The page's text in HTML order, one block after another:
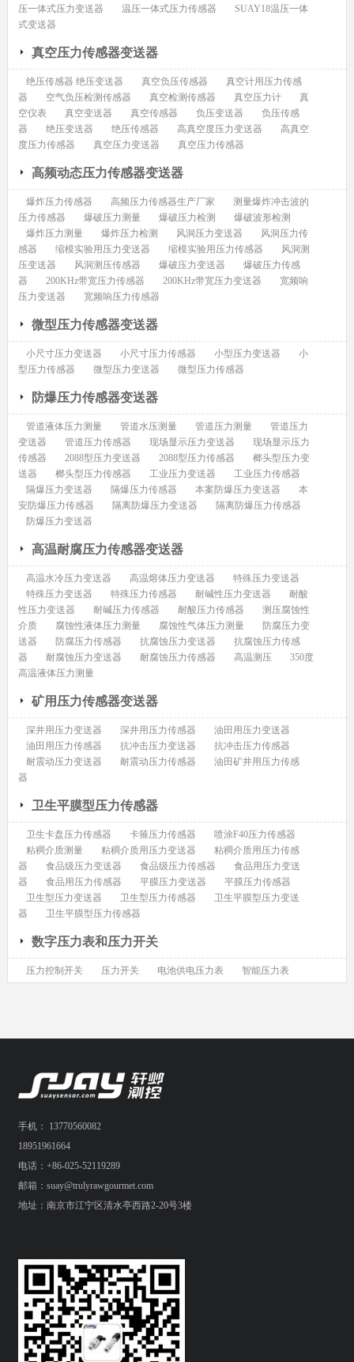
压一体式压力变送器
温压一体式压力传感器
SUAY18温压一体
式变送器
真空压力传感器变送器
绝压传感器 绝压变送器 真空负压传感器
真空计用压力传感
器
空气负压检测传感器 真空检测传感器 真空压力计
真
空仪表
真空变送器 真空传感器 负压变送器
负压传感
器
绝压变送器 绝压传感器 高真空度压力变送器
高真空
度压力传感器
真空压力变送器 真空压力传感器
高频动态压力传感器变送器
爆炸压力传感器 高频压力传感器生产厂家
测量爆炸冲击波的
压力传感器
爆破压力测量 爆破压力检测
爆破波形检测
爆炸压力测量
爆炸压力检测 风洞压力变送器
风洞压力传
感器
缩模实验用压力变送器 缩模实验用压力传感器
风洞测
压变送器
风洞测压传感器 爆破压力变送器
爆破压力传感
器
200KHz带宽压力传感器 200KHz带宽压力变送器
宽频响
压力变送器
宽频响压力传感器
微型压力传感器变送器
小尺寸压力变送器 小尺寸压力传感器 小型压力变送器
小
型压力传感器
微型压力变送器 微型压力传感器
防爆压力传感器变送器
管道液体压力测量 管道水压测量 管道压力测量
管道压力
变送器
管道压力传感器 现场显示压力变送器
现场显示压力
传感器
2088型压力变送器 2088型压力传感器
榔头型压力变
送器
榔头型压力传感器 工业压力变送器
工业压力传感器
隔爆压力变送器
隔爆压力传感器 本案防爆压力变送器
本
安防爆压力传感器
隔离防爆压力变送器
隔离防爆压力传感器
防爆压力变送器
高温耐腐压力传感器变送器
高温水冷压力变送器 高温熔体压力变送器
特殊压力变送器
特殊压力变送器
特殊压力传感器 耐碱性压力变送器
耐酸
性压力变送器
耐碱压力传感器 耐酸压力传感器
测压腐蚀性
介质
腐蚀性液体压力测量 腐蚀性气体压力测量
防腐压力变
送器
防腐压力传感器 抗腐蚀压力变送器
抗腐蚀压力传感
器
耐腐蚀压力变送器 耐腐蚀压力传感器 高温测压
350度
高温液体压力测量
矿用压力传感器变送器
深井用压力变送器 深井用压力传感器
油田用压力变送器
油田用压力传感器
抗冲击压力变送器
抗冲击压力传感器
耐震动压力变送器
耐震动压力传感器
油田矿井用压力传感
器
卫生平膜型压力传感器
卫生卡盘压力传感器 卡箍压力传感器
喷涂F40压力传感器
粘稠介质测量
粘稠介质用压力变送器
粘稠介质用压力传感
器
食品级压力变送器 食品级压力传感器
食品用压力变送
器
食品用压力传感器 平膜压力变送器
平膜压力传感器
卫生型压力变送器
卫生型压力传感器
卫生平膜型压力变送
器
卫生平膜型压力传感器
数字压力表和压力开关
压力控制开关 压力开关 电池供电压力表 智能压力表
手机： 13770560082
18951961664
电话：+86-025-52119289
邮箱：suay@trulyrawgourmet.com
地址：南京市江宁区清水亭西路2-20号3楼